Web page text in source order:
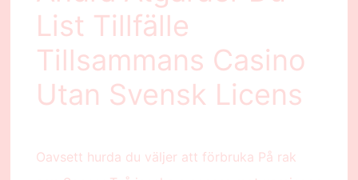
List Tillfälle
Tillsammans Casino
Utan Svensk Licens
Oavsett hurda du väljer att förbruka På rak